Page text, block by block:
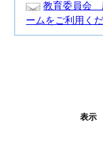
教育委員会
ームをご利用くだ
表示